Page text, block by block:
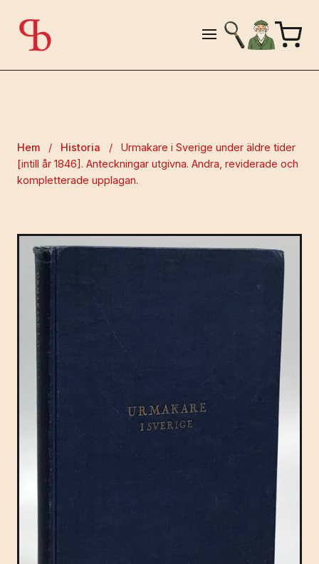
Hem / Historia /
Urmakare i Sverige under äldre tider
[intill år 1846]. Anteckningar utgivna. Andra, reviderade och
kompletterade upplagan.